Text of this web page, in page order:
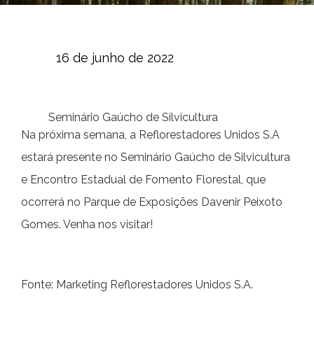
16 de junho de 2022
Seminário Gaúcho de Silvicultura
Na próxima semana, a Reflorestadores Unidos S.A
estará presente no Seminário Gaúcho de Silvicultura
e Encontro Estadual de Fomento Florestal, que
ocorrerá no Parque de Exposições Davenir Peixoto
Gomes. Venha nos visitar!
Fonte: Marketing Reflorestadores Unidos S.A.